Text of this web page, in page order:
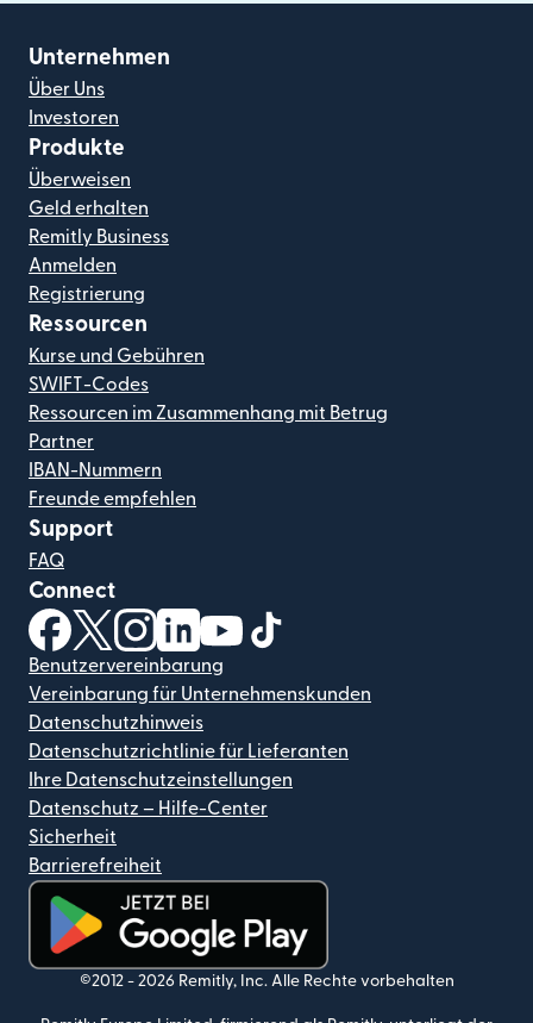
Unternehmen
Über Uns
Investoren
Produkte
Überweisen
Geld erhalten
Remitly Business
Anmelden
Registrierung
Ressourcen
Kurse und Gebühren
SWIFT-Codes
Ressourcen im Zusammenhang mit Betrug
Partner
IBAN-Nummern
Freunde empfehlen
Support
FAQ
Connect
(wird in einem neuen Fenster geöffnet)
(wird in einem neuen Fenster geöffnet)
(wird in einem neuen Fenster geöffnet)
(wird in einem neuen Fenster geöffnet)
(wird in einem neuen Fenster
Benutzervereinbarung
Vereinbarung für Unternehmenskunden
Datenschutzhinweis
Datenschutzrichtlinie für Lieferanten
Ihre Datenschutzeinstellungen
Datenschutz – Hilfe-Center
Sicherheit
Barrierefreiheit
(wird in einem neuen Fenster geöffnet)
©2012 - 2026 Remitly, Inc. Alle Rechte vorbehalten